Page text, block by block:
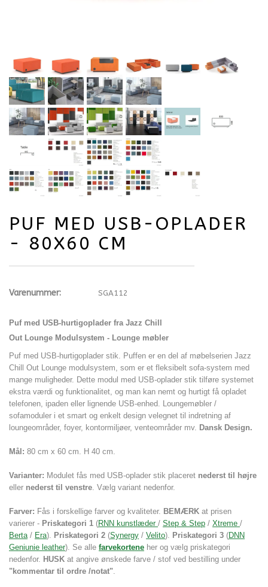
PUF MED USB-OPLADER
- 80X60 CM
Varenummer: SGA112
Puf med USB-hurtigoplader fra Jazz Chill
Out Lounge Modulsystem - Lounge møbler
Puf med USB-hurtigoplader stik. Puffen er en del af møbelserien Jazz
Chill Out Lounge modulsystem, som er et fleksibelt sofa-system med
mange muligheder. Dette modul med USB-oplader stik tilføre systemet
ekstra værdi og funktionalitet, og man kan nemt og hurtigt få opladet
telefonen, ipaden eller lignende USB-enhed. Loungemøbler /
sofamoduler i et smart og enkelt design velegnet til indretning af
loungeområder, foyer, kontormiljøer, venteområder mv. Dansk Design.
Mål: 80 cm x 60 cm. H 40 cm.
Varianter: Modulet fås med USB-oplader stik placeret nederst til højre
eller nederst til venstre. Vælg variant nedenfor.
Farver: Fås i forskellige farver og kvaliteter. BEMÆRK at prisen
varierer - Priskategori 1 (RNN kunstlæder / Step & Step / Xtreme /
Berta/ Era). Priskategori 2 (Synergy / Velito). Priskategori 3 (DNN
Geniunie leather). Se alle farvekortene her og vælg priskategori
nedenfor. HUSK at angive ønskede farve / stof ved bestilling under
"kommentar til ordre /notat".